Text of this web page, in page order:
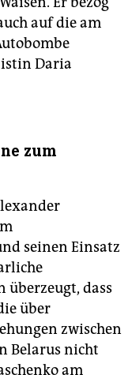
auf die am
Daria
zum
seinen Einsatz
überzeugt, dass
über
zwischen
Belarus nicht
am